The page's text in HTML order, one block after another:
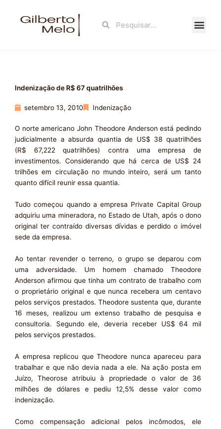
Search
Indenização de R$ 67 quatrilhões
setembro 13, 2010 Indenização
O norte americano John Theodore Anderson está pedindo
judicialmente a absurda quantia de US$ 38 quatrilhões
(R$ 67,222 quatrilhões) contra uma empresa de
investimentos. Considerando que há cerca de US$ 24
trilhões em circulação no mundo inteiro, será um tanto
quanto difícil reunir essa quantia.
Tudo começou quando a empresa Private Capital Group
adquiriu uma mineradora, no Estado de Utah, após o dono
original ter contraído diversas dívidas e perdido o imóvel
sede da empresa.
Ao tentar revender o terreno, o grupo se deparou com
uma adversidade. Um homem chamado Theodore
Anderson afirmou que tinha um contrato de trabalho com
o proprietário original e que nunca recebera um centavo
pelos serviços prestados. Theodore sustenta que, durante
16 meses, realizou um extenso trabalho de pesquisa e
consultoria. Segundo ele, deveria receber US$ 64 mil
pelos serviços prestados.
A empresa replicou que Theodore nunca apareceu para
trabalhar e que não devia nada a ele. Na ação posta em
Juízo, Theorose atribuiu à propriedade o valor de 36
milhões de dólares e pediu 12,5% desse valor como
indenização.
Como compensação adicional pelos incômodos, ele